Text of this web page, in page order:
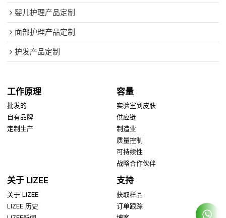
婴儿护理产品定制
面部护理产品定制
护发产品定制
工作原理
批发的
自有品牌
定制生产
容量
实验室到皮肤
供应链
制造业
质量控制
可持续性
战略合作伙伴
关于 LIZEE
关于 LIZEE
LIZEE 历史
支持
获取样品
订单跟踪